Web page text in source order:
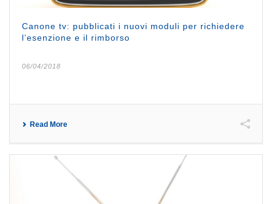
Canone tv: pubblicati i nuovi moduli per richiedere
l’esenzione e il rimborso
06/04/2018
Read More